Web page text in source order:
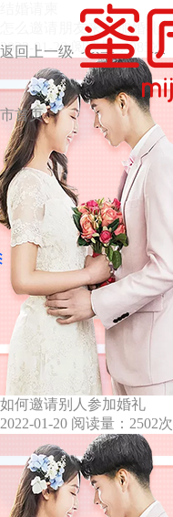
返回上一级
市首页
怎么邀请朋友来参加婚礼
2022-01-20 阅读量：985次
如何邀请别人参加婚礼
2022-01-20 阅读量：2502次